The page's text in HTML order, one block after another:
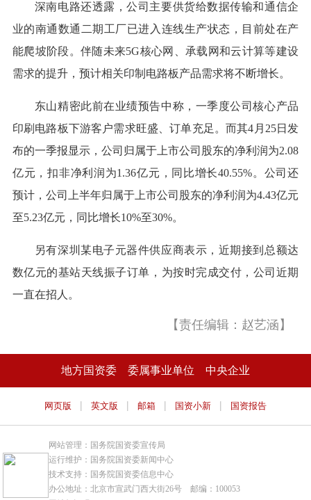
深南电路还透露，公司主要供货给数据传输和通信企
业的南通数通二期工厂已进入连线生产状态，目前处在产
能爬坡阶段。伴随未来5G核心网、承载网和云计算等建设
需求的提升，预计相关印制电路板产品需求将不断增长。
东山精密此前在业绩预告中称，一季度公司核心产品
印刷电路板下游客户需求旺盛、订单充足。而其4月25日发
布的一季报显示，公司归属于上市公司股东的净利润为2.08
亿元，扣非净利润为1.36亿元，同比增长40.55%。公司还
预计，公司上半年归属于上市公司股东的净利润为4.43亿元
至5.23亿元，同比增长10%至30%。
另有深圳某电子元器件供应商表示，近期接到总额达
数亿元的基站天线振子订单，为按时完成交付，公司近期
一直在招人。
【责任编辑：赵艺涵】
地方国资委 委属事业单位 中央企业
网页版 | 英文版 | 邮箱 | 国资小新 | 国资报告
网站管理：国务院国资委宣传局
运行维护：国务院国资委新闻中心
技术支持：国务院国资委信息中心
办公地址：北京市宣武门西大街26号 邮编：100053